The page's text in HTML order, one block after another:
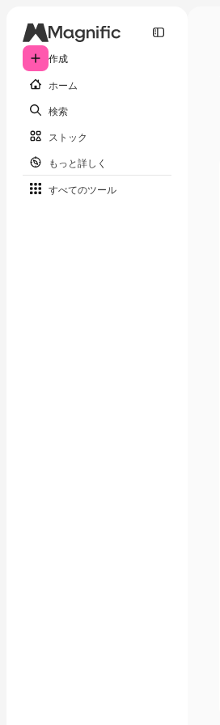
作成
ホーム
検索
ストック
もっと詳しく
すべてのツール